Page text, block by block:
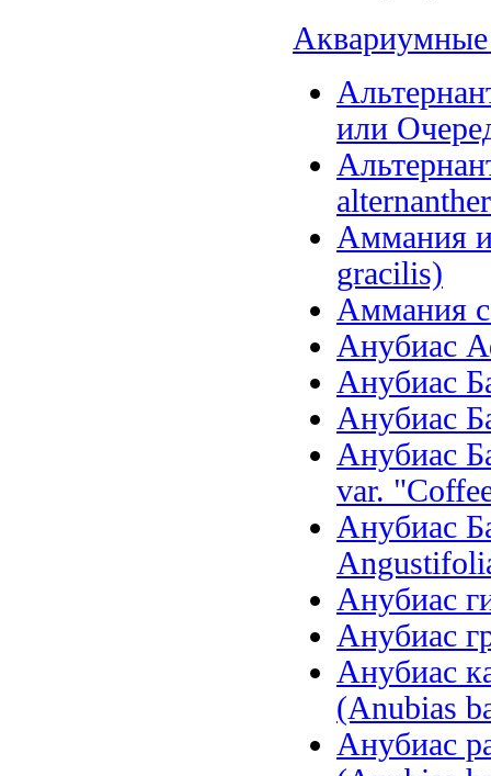
Аквариумные
или
Аммания
gracilis)
Аммания
Анубиас
Анубиас
Анубиас
Анубиас
var.
Анубиас
Анубиас
Анубиас
Анубиас
(Anubias
Анубиас